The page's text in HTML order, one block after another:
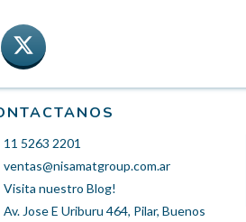
11 5263 2201
ventas@nisamatgroup.com.ar
Visita nuestro Blog!
Av. Jose E Uriburu 464, Pilar, Buenos